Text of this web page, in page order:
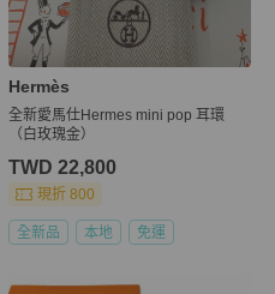
Hermès
全新愛馬仕Hermes mini pop 耳環
（白玫瑰金）
TWD 22,800
現折 800
全新品 本地 免運